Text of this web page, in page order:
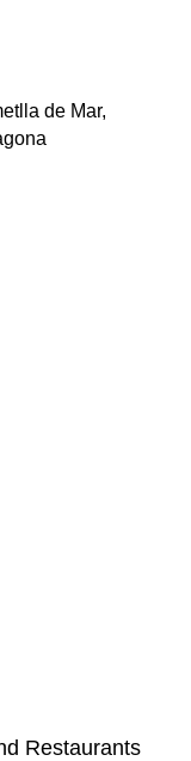
de Mar,
Restaurants